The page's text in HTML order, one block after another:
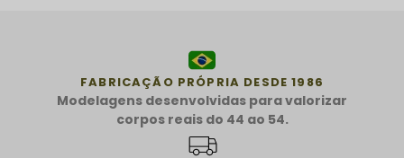
FABRICAÇÃO PRÓPRIA DESDE 1986
Modelagens desenvolvidas para valorizar
corpos reais do 44 ao 54.